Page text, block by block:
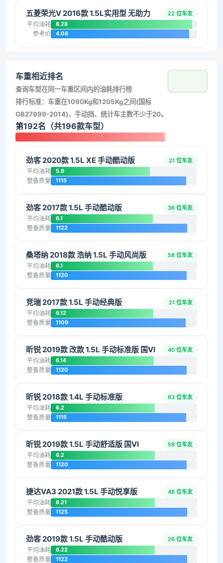
五菱荣光V 2016款 1.5L实用型 无助力 22 位车友
平均油耗 8.28
参考价 4.08
车重相近排名
查询车型在同一车重区间内的油耗排行榜
排行标准：车重在1090Kg和1205Kg之间(国标
GB27999-2014)、手动挡、统计车主数不少于20。
第192名（共196款车型）
劲客 2020款 1.5L XE 手动酷动版 21 位车友
平均油耗 5.9
整备质量 1115
劲客 2017款 1.5L 手动酷动版 36 位车友
平均油耗 6.1
整备质量 1122
桑塔纳 2018款 浩纳 1.5L 手动风尚版 58 位车友
平均油耗 6.1
整备质量 1120
竞瑞 2017款 1.5L 手动经典版 21 位车友
平均油耗 6.12
整备质量 1109
昕锐 2019款 改款 1.5L 手动标准版 国VI 40 位车友
平均油耗 6.14
整备质量 1120
昕锐 2018款 1.4L 手动标准版 63 位车友
平均油耗 6.2
整备质量 1115
昕锐 2019款 1.5L 手动舒适版 国VI 59 位车友
平均油耗 6.2
整备质量 1120
捷达VA3 2021款 1.5L 手动悦享版 48 位车友
平均油耗 6.21
整备质量 1125
劲客 2019款 1.5L 手动酷动版 26 位车友
平均油耗 6.22
整备质量 1122